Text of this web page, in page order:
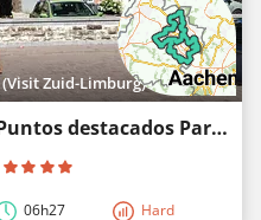
Zuid-Limburg)
Ruta en bicicleta Archeo Puntos destacados Parkstad
06h27 Hard